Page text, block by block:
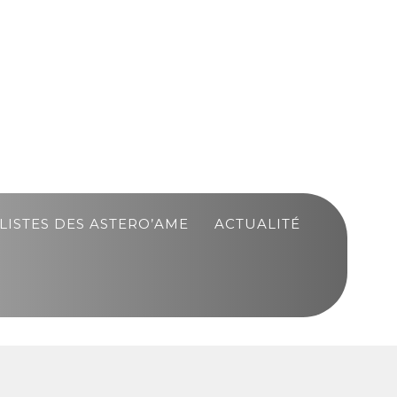
LISTES DES ASTERO’AME ACTUALITÉ